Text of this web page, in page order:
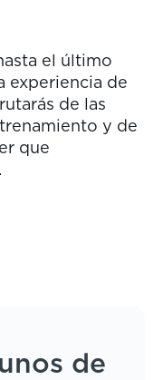
el último
experiencia de
de las
y de
que
de